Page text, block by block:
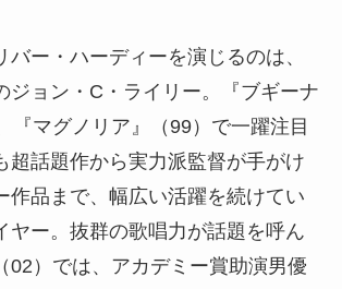
バー・ハーディーを演じるのは、
ジョン・C・ライリー。『ブギーナ
『マグノリア』（99）で一躍注目
超話題作から実力派監督が手がけ
作品まで、幅広い活躍を続けてい
ヤー。抜群の歌唱力が話題を呼ん
02）では、アカデミー賞助演男優